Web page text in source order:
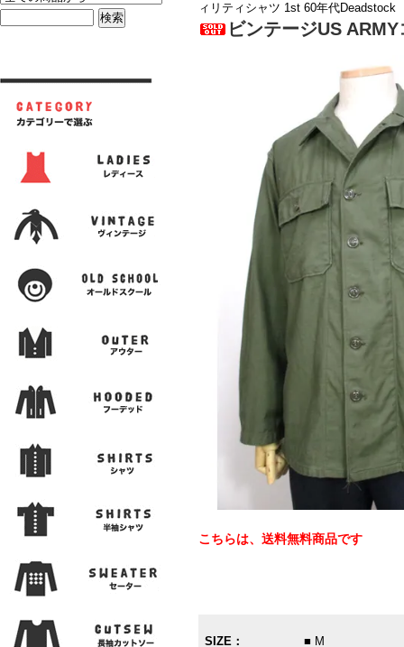
ィリティシャツ 1st 60年代Deadstock
ビンテージUS
こちらは、送料無料商品です
SIZE：
■ M